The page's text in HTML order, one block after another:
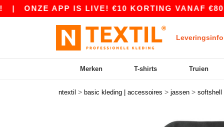
APP IS LIVE! €10 KORTING VANAF €80 MET
Merken T-shirts Truien
ntextil > basic kleding | accessoires > jassen > softshell